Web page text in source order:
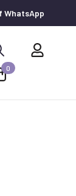
WhatsApp
0